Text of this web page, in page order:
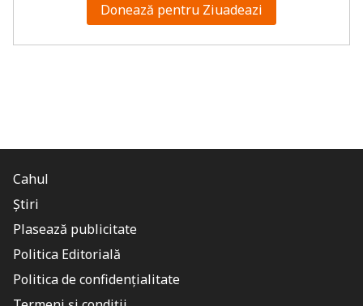
Donează pentru Ziuadeazi
Cahul
Știri
Plasează publicitate
Politica Editorială
Politica de confidențialitate